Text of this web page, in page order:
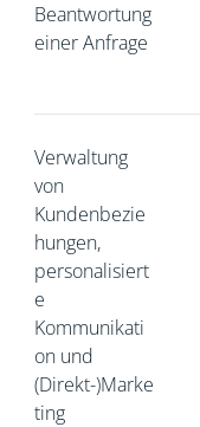
Beantwortung
einer Anfrage
Verwaltung
von
Kundenbezie
hungen,
personalisiert
e
Kommunikati
on und
(Direkt-)Marke
ting